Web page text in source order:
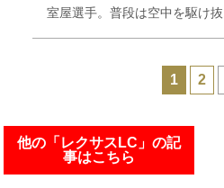
室屋選手。普段は空中を駆け抜
1 2
他の「レクサスLC」の記
事はこちら